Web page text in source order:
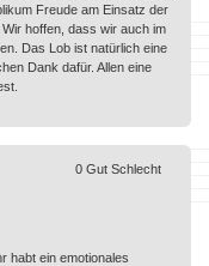
Freude am Einsatz der
hoffen, dass wir auch im
Das Lob ist natürlich eine
Dank dafür. Allen eine
habt ein emotionales
0 Gut Schlecht